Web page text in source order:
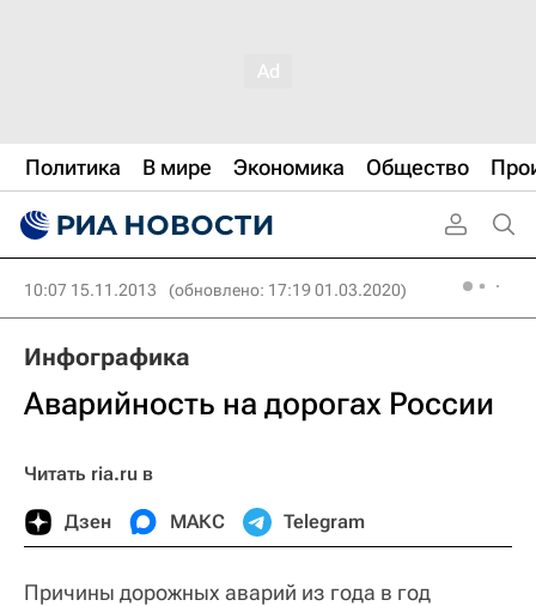
Политика В мире Экономика Общество
10:07 15.11.2013 (обновлено: 17:19 01.03.2020)
Инфографика
Аварийность на дорогах России
Читать ria.ru в
Дзен МАКС Telegram
Причины дорожных аварий из года в год